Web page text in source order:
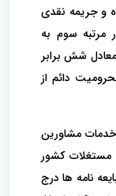
و جریمه نقدی
مرتبه سوم به
شش برابر
دائم از
مشاورین
مستغلات کشور
نامه ها درج